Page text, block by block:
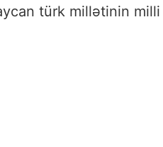
türk millətinin